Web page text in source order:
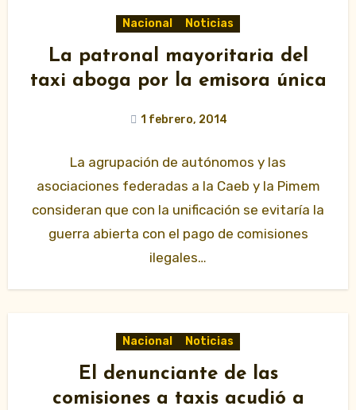
Nacional Noticias
La patronal mayoritaria del
taxi aboga por la emisora única
1 febrero, 2014
La agrupación de autónomos y las
asociaciones federadas a la Caeb y la Pimem
consideran que con la unificación se evitaría la
guerra abierta con el pago de comisiones
ilegales…
Nacional Noticias
El denunciante de las
comisiones a taxis acudió a